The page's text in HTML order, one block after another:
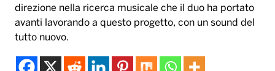
direzione nella ricerca musicale che il duo ha portato
avanti lavorando a questo progetto, con un sound del
tutto nuovo.